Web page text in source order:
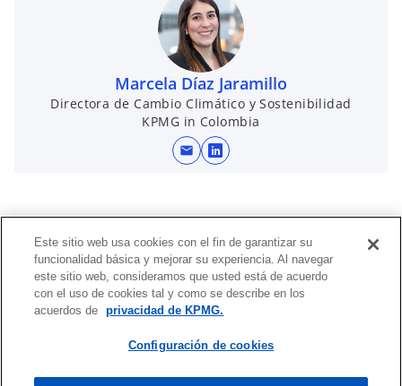
Marcela Díaz Jaramillo
Directora de Cambio Climático y Sostenibilidad
KPMG in Colombia
mail
s
r
e
e
n
n
a
Este sitio web usa cookies con el fin de garantizar su
funcionalidad básica y mejorar su experiencia. Al navegar
este sitio web, consideramos que usted está de acuerdo
con el uso de cookies tal y como se describe en los
acuerdos de
privacidad de KPMG.
Configuración de cookies